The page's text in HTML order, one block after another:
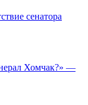
сенатора
Хомчак?» —